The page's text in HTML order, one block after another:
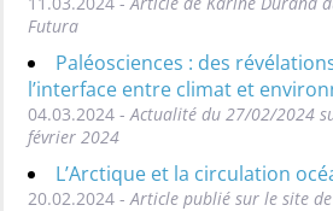
Futura
Paléosciences : des
l’interface entre climat et
04.03.2024 - Actualité du 27/02/2024
février 2024
L’Arctique et la circulation
20.02.2024 - Article publié sur le site